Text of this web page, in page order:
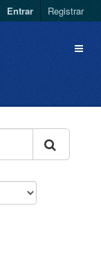
Entrar Registrar